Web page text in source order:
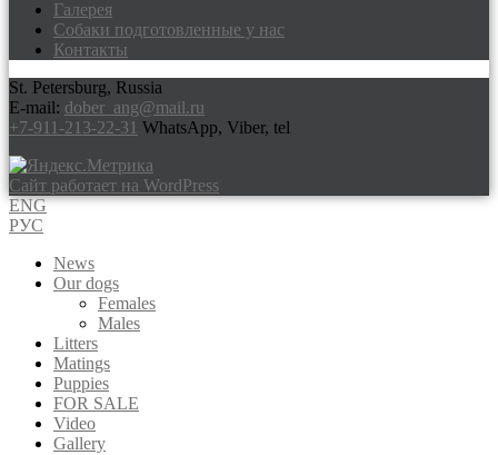
Галерея
Собаки подготовленные у нас
Контакты
St. Petersburg, Russia
E-mail: dober_ang@mail.ru
+7-911-213-22-31 WhatsApp, Viber, tel
Сайт работает на WordPress
ENG
РУС
News
Our dogs
Females
Males
Litters
Matings
Puppies
FOR SALE
Video
Gallery